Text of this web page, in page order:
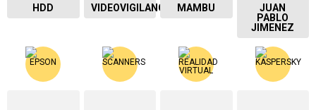
HDD VIDEOVIGILANCIA MAMBU
JUAN
PABLO
JIMENEZ